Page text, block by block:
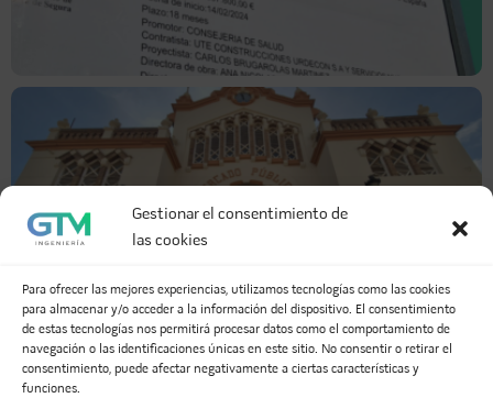
Gestionar el consentimiento de
las cookies
Para ofrecer las mejores experiencias, utilizamos tecnologías como las cookies
para almacenar y/o acceder a la información del dispositivo. El consentimiento
de estas tecnologías nos permitirá procesar datos como el comportamiento de
navegación o las identificaciones únicas en este sitio. No consentir o retirar el
consentimiento, puede afectar negativamente a ciertas características y
funciones.